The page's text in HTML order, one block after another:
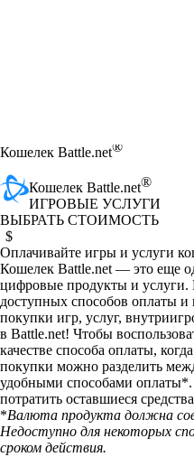
Кошелек Battle.net®
Кошелек Battle.net®
ИГРОВЫЕ УСЛУГИ
ВЫБРАТЬ СТОИМОСТЬ
Purchase a custom balance amount
$
Available actions
Оплачивайте игры и услуги
Кошелек Battle.net — это еще
цифровые продукты и
доступных способов оплаты и
покупки игр, услуг,
в Battle.net! Чтобы
качестве способа оплаты,
покупки можно разделить
удобными способами
потратить оставшиеся
*Валюта продукта должна
Недоступно для некоторых
сроком действия.